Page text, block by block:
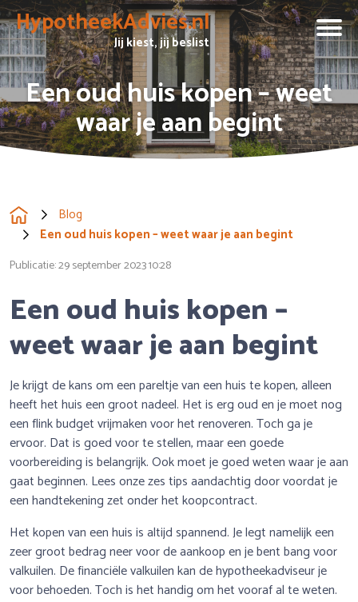
HypotheekAdvies.nl
Jij kiest, jij beslist
Een oud huis kopen – weet
waar je aan begint
Blog
Een oud huis kopen – weet waar je aan begint
Publicatie:29 september 2023 10:28
Een oud huis kopen –
weet waar je aan begint
Je krijgt de kans om een pareltje van een huis te kopen, alleen
heeft het huis een groot nadeel. Het is erg oud en je moet nog
een flink budget vrijmaken voor het renoveren. Toch ga je
ervoor. Dat is goed voor te stellen, maar een goede
voorbereiding is belangrijk. Ook moet je goed weten waar je aan
gaat beginnen. Lees onze zes tips aandachtig door voordat je
een handtekening zet onder het koopcontract.
Het kopen van een huis is altijd spannend. Je legt namelijk een
zeer groot bedrag neer voor de aankoop en je bent bang voor
valkuilen. De financiële valkuilen kan de hypotheekadviseur je
voor behoeden. Toch is het handig om het vooraf al te weten.